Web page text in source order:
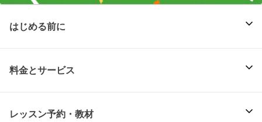
はじめる前に
料金とサービス
レッスン予約・教材